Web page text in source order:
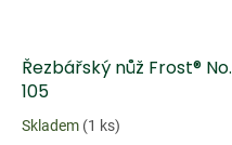
Řezbářský nůž Frost® No.
105
Skladem (1 ks)